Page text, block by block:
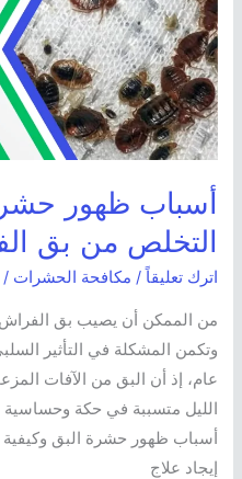
أسباب ظهور
التخلص من بق
اترك تعليقاً / مكافحة الحشرات
من الممكن أن يصيب بق
وتكمن المشكلة في التأثير
عام، إذ أن البق من الآفات
الليل متسببة في حكة
أسباب ظهور حشرة البق
إيجاد علاج
حشرة
البق
وكيفية
التخلص
من
بق
الفراش